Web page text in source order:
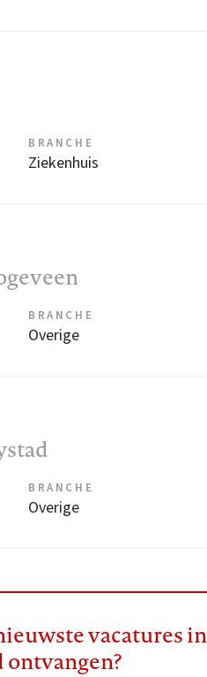
BRANCHE
Ziekenhuis
BRANCHE
Overige
BRANCHE
Overige
vacatures